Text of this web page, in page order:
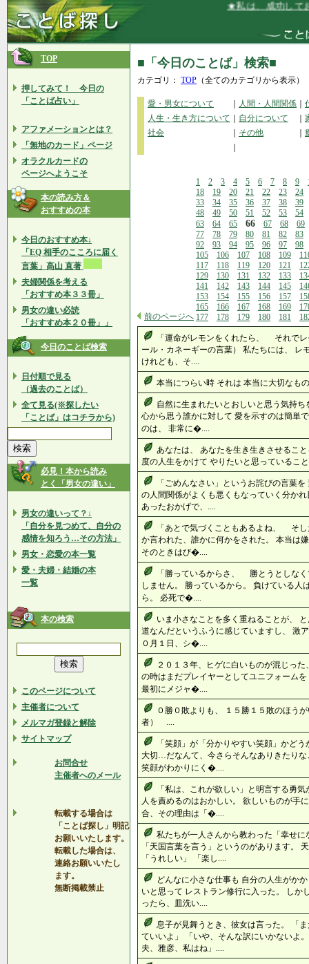
★私は、成功しており
TOP
押してみて！ 今日の
「ことば占い」
アファメーションとは？
「無地のカード」ページ
オラクルカードの
ページへようこそ
本の読み方＆
おすすめの本
今日のおすすめ本↓
「EQ 相手のこころに届く
言葉」高山 直著
夫婦関係を考える
「おすすめ本３３冊」
男女の違い必読
「おすすめ本２０冊」」
今日のことば検索
日付順で見る
（過去のことば）
全て見る(※探したい
「ことば」はコチラから)
必見！本から読み
とく「男女の違い」
男女の違いって？↓
「自分を見つめて、自分の
感情を知ろう…その方法」
男女・恋愛の本一覧
愛・夫婦・結婚の本
一覧
本の検索
このページについて
主催者について
メルマガ登録と解除
サイトマップ
お問合せ
主催者へのメール
転載する場合は
「ことば探し」明記
お願いいたします。
転載した場合は、
連絡お願いいたし
ます。
無断掲載禁止
■「今日のことば」検索■
カテゴリ： TOP （全てのカテゴリから表示）
愛・男女について 人間・人間関係
人生・生き方について
自分について
社会
その他
前のページへ
1 2 3 4 5 6 7 8 9
18
19 20 21 22 23
24
33
34 35 36 37 38
39
48
49 50 51 52 53
54
63
64 65 66 67 68
69
77
78 79 80 81 82
83
92
93 94 95 96 97
98
105
106 107 108 109
117
118 119 120 121
129
130 131 132 133
141
142 143 144 145
153
154 155 156 157
165
166 167 168 169
177
178 179 180 181
「運命がレモンをくれたら、 それで
ール・カネーギーの言葉） 私たちには、 レ
けれども、そ....
本当につらい時 それは 本当に大切なも
自然に生まれたいとおしいと思う気持
心から思う誰かに対して 愛を示すのは簡単
のは、 非常に�....
あなたは、 あなたを生き生きさせるこ
度の人生をかけて やりたいと思っているこ
「ごめんなさい」というお詫びの言葉
の人間関係がよくも悪くもなっていく分か
あったおかげで、....
「あとで気づくこともあるよね、 そ
か言われた、誰かに何かをされた。 本当は
そのときはび�....
「勝っているからさ、 勝とうとしな
しません。 勝っているから。 負けている人
ら。 必死で�....
いま小さなことを多く重ねることが、
道なんだというふうに感じていますし、 激
０月１日、シ�....
２０１３年、ヒゲに白いものが混じっ
の時はまだプレイヤーとしてユニフォーム
最初にメジャ�....
０勝０敗よりも、 １５勝１５敗のほう
者） ....
「笑顔」が「分かりやすい笑顔」かど
大切…だなんて、今さらそんなありきたり
笑顔がわかりにく�....
「私は、これが欲しい」と明言する勇
人を責めるのはおかしい。 欲しいものが手
合、その理由は「�....
私たちが一人さんから教わった「幸せ
「天国言葉を言う」というのがあります。
「うれしい」 「楽し....
どんなに小さな仕事も 自分の人生がか
いと思って レストラン修行に入った。 しか
ったら、皿洗い....
息子が見舞うとき、彼女は言った。 「
ていいよ」 「いや、そんな訳にいかないよ
夫、雅彦、私はね」....